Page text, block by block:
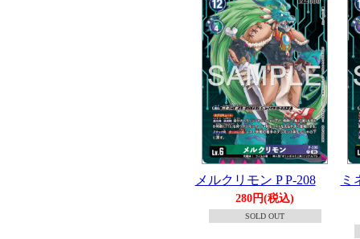
メルクリモン P P-208
280円(税込)
SOLD OUT
ミ